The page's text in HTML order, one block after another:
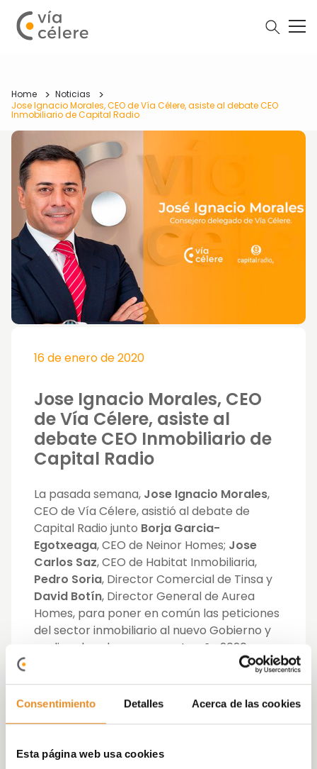
Consentimiento Detalles Acerca de las cookies
Esta página web usa cookies
Home
Noticias
Jose Ignacio Morales, CEO de Vía Célere, asiste al debate CEO
Inmobiliario de Capital Radio
16 de enero de 2020
Jose Ignacio Morales, CEO
de Vía Célere, asiste al
debate CEO Inmobiliario de
Capital Radio
La pasada semana, Jose Ignacio Morales,
CEO de Vía Célere, asistió al debate de
Capital Radio junto Borja Garcia-
Egotxeaga, CEO de Neinor Homes; Jose
Carlos Saz, CEO de Habitat Inmobiliaria,
Pedro Soria, Director Comercial de Tinsa y
David Botín, Director General de Aurea
Homes, para poner en común las peticiones
del sector inmobiliario al nuevo Gobierno y
explicar las claves para este año 2020.
Según Borja García Egotxeaga, los retos a
los que nos enfrentamos son cada vez más
e innovación en el sector.